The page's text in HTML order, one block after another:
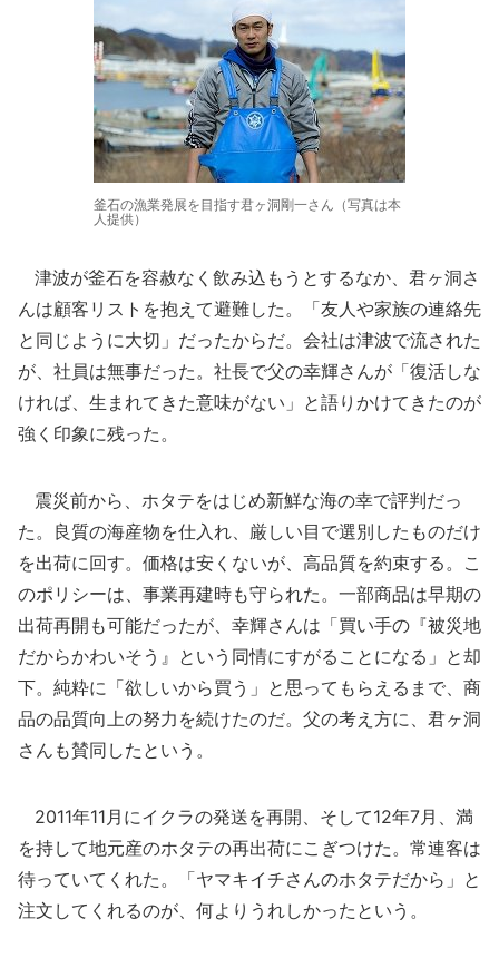
釜石の漁業発展を目指す君ヶ洞剛一さん（写真は本
人提供）
津波が釜石を容赦なく飲み込もうとするなか、君ヶ洞さ
んは顧客リストを抱えて避難した。「友人や家族の連絡先
と同じように大切」だったからだ。会社は津波で流された
が、社員は無事だった。社長で父の幸輝さんが「復活しな
ければ、生まれてきた意味がない」と語りかけてきたのが
強く印象に残った。
震災前から、ホタテをはじめ新鮮な海の幸で評判だっ
た。良質の海産物を仕入れ、厳しい目で選別したものだけ
を出荷に回す。価格は安くないが、高品質を約束する。こ
のポリシーは、事業再建時も守られた。一部商品は早期の
出荷再開も可能だったが、幸輝さんは「買い手の『被災地
だからかわいそう』という同情にすがることになる」と却
下。純粋に「欲しいから買う」と思ってもらえるまで、商
品の品質向上の努力を続けたのだ。父の考え方に、君ヶ洞
さんも賛同したという。
2011年11月にイクラの発送を再開、そして12年7月、満
を持して地元産のホタテの再出荷にこぎつけた。常連客は
待っていてくれた。「ヤマキイチさんのホタテだから」と
注文してくれるのが、何よりうれしかったという。